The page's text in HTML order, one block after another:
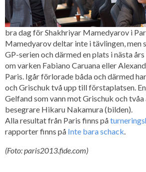
bra dag för Shakhriyar Mamedyarov i
Mamedyarov deltar inte i tävlingen, men
GP-serien och därmed en plats i nästa
om varken Fabiano Caruana eller
Paris. Igår förlorade båda och därmed
och Grischuk två upp till förstaplatsen.
Gelfand som vann mot Grischuk och tvåa
besegrare Hikaru Nakamura (bilden).
Alla resultat från Paris finns på
rapporter finns på Inte bara schack.
(Foto: paris2013.fide.com)